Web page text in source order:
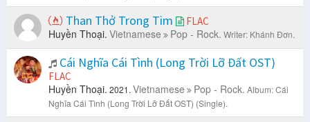
Than Thở Trong Tim FLAC
Huyền Thoại. Vietnamese Pop - Rock. Writer: Khánh Đơn.
Cái Nghĩa Cái Tình (Long Trời Lỡ Đất OST)
FLAC
Huyền Thoại. 2021. Vietnamese Pop - Rock. Album: Cái
Nghĩa Cái Tình (Long Trời Lỡ Đất OST) (Single).